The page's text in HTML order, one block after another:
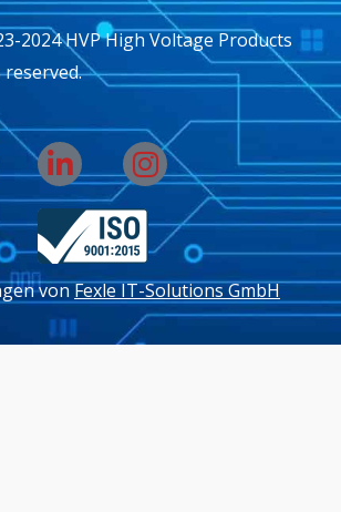
2024 HVP High Voltage Products
L
i
n
k
e
d
i
n
I
n
s
t
a
g
r
a
vonFexle IT-Solutions GmbH